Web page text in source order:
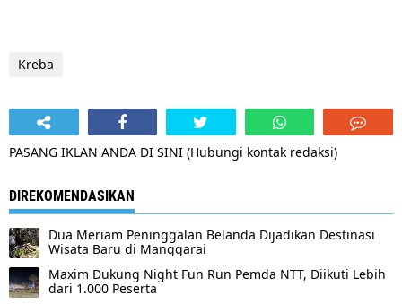
Kreba
PASANG IKLAN ANDA DI SINI (Hubungi kontak redaksi)
DIREKOMENDASIKAN
Dua Meriam Peninggalan Belanda Dijadikan Destinasi
Wisata Baru di Manggarai
Maxim Dukung Night Fun Run Pemda NTT, Diikuti Lebih
dari 1.000 Peserta